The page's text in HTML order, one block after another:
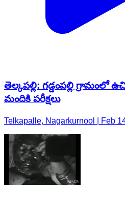
తెల్కపల్లి: గడ్డంపల్లి గ్రామంలో
మందికి పరీక్షలు
Telkapalle, Nagarkurnool | Feb